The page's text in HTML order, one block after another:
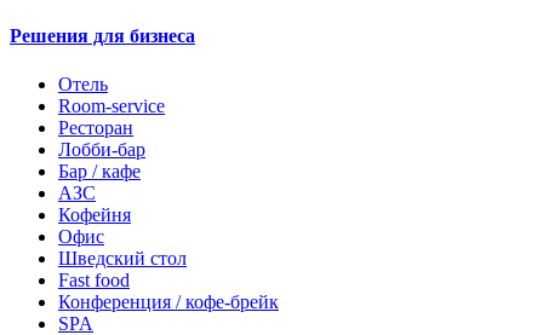
Решения для бизнеса
Отель
Room-service
Ресторан
Лобби-бар
Бар / кафе
АЗС
Кофейня
Офис
Шведский стол
Fast food
Конференция / кофе-брейк
SPA